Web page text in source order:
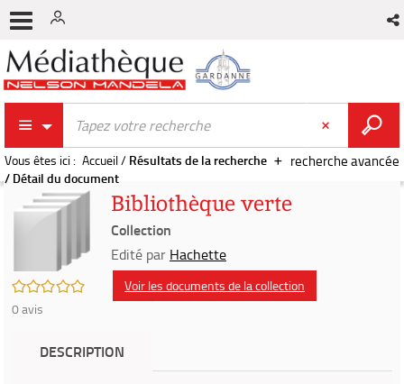
recherche avancée
Vous êtes ici : Accueil/ Résultats de la recherche
/ Détail du document
/5
0avis
Bibliothèque verte
Collection
Edité par Hachette
Voir les documents de la collection
DESCRIPTION